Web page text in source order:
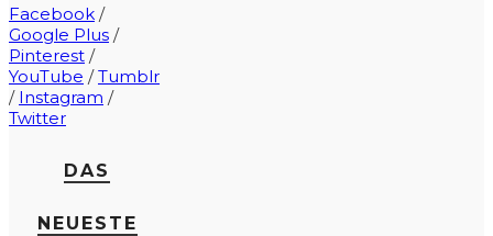
Facebook /
Google Plus /
Pinterest /
YouTube /Tumblr
/ Instagram /
Twitter
DAS
NEUESTE